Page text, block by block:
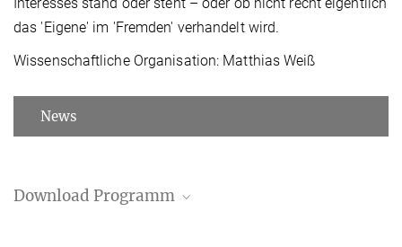
Interesses stand oder steht – oder ob nicht recht eigentlich
das 'Eigene' im 'Fremden' verhandelt wird.
Wissenschaftliche Organisation: Matthias Weiß
News
Download Programm